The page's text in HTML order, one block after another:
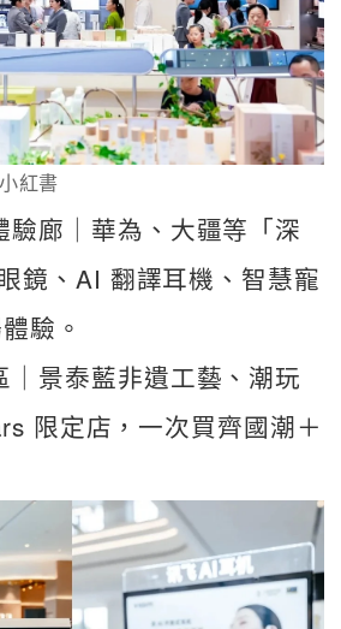
紅書
驗廊｜華為、大疆等「深
鏡、AI 翻譯耳機、智慧寵
驗。
｜景泰藍非遺工藝、潮玩
限定店，一次買齊國潮＋